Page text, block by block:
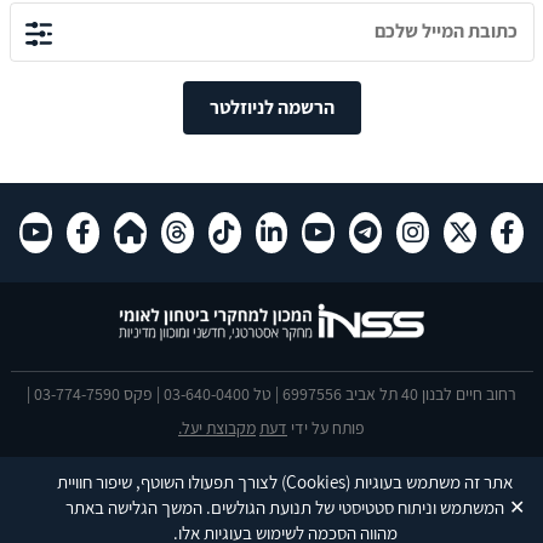
אתר זה משתמש בעוגיות(Cookies) לצורך תפעולו השוטף, שיפור חוויית
המשתמש וניתוח סטטיסטי של תנועת הגולשים. המשך הגלישה באתר
מהווה הסכמה לשימוש בעוגיות אלו.
✕
הרשמה לניוזלטר
רחוב חיים לבנון 40 תל אביב 6997556 | טל 03-640-0400 | פקס 03-774-7590 |
פותח על ידי דעתמקבוצת יעל.
This site is protected by reCAPTCHA and the Google Privacy Policyand
Terms of Service apply.